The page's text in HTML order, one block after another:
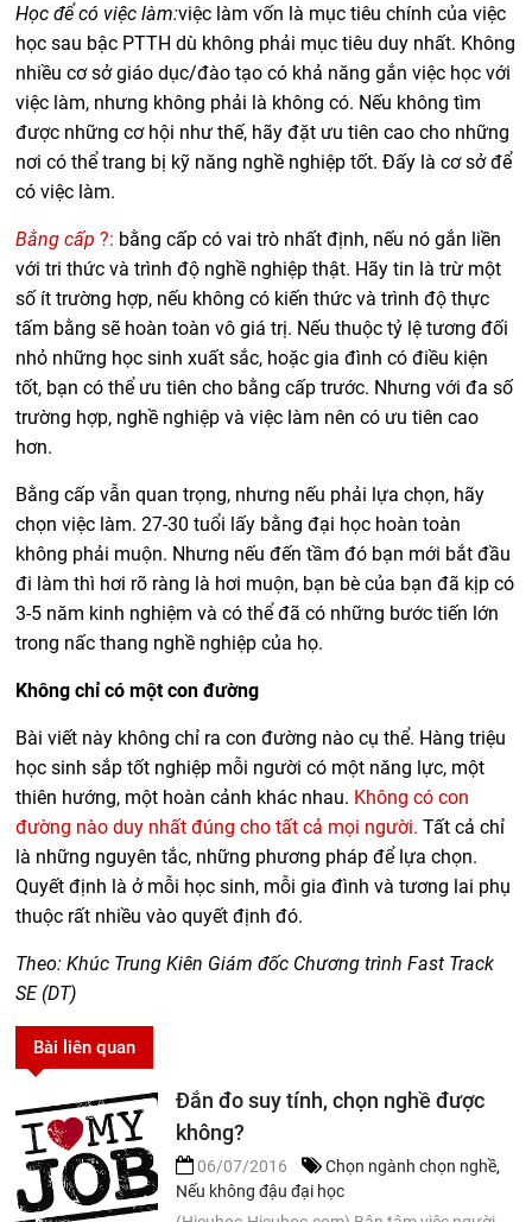
Học để có việc làm:việc làm vốn là mục tiêu chính của việc
học sau bậc PTTH dù không phải mục tiêu duy nhất. Không
nhiều cơ sở giáo dục/đào tạo có khả năng gắn việc học với
việc làm, nhưng không phải là không có. Nếu không tìm
được những cơ hội như thế, hãy đặt ưu tiên cao cho những
nơi có thể trang bị kỹ năng nghề nghiệp tốt. Đấy là cơ sở để
có việc làm.
Bằng cấp ?: bằng cấp có vai trò nhất định, nếu nó gắn liền
với tri thức và trình độ nghề nghiệp thật. Hãy tin là trừ một
số ít trường hợp, nếu không có kiến thức và trình độ thực
tấm bằng sẽ hoàn toàn vô giá trị. Nếu thuộc tỷ lệ tương đối
nhỏ những học sinh xuất sắc, hoặc gia đình có điều kiện
tốt, bạn có thể ưu tiên cho bằng cấp trước. Nhưng với đa số
trường hợp, nghề nghiệp và việc làm nên có ưu tiên cao
hơn.
Bằng cấp vẫn quan trọng, nhưng nếu phải lựa chọn, hãy
chọn việc làm. 27-30 tuổi lấy bằng đại học hoàn toàn
không phải muộn. Nhưng nếu đến tầm đó bạn mới bắt đầu
đi làm thì hơi rõ ràng là hơi muộn, bạn bè của bạn đã kịp có
3-5 năm kinh nghiệm và có thể đã có những bước tiến lớn
trong nấc thang nghề nghiệp của họ.
Không chỉ có một con đường
Bài viết này không chỉ ra con đường nào cụ thể. Hàng triệu
học sinh sắp tốt nghiệp mỗi người có một năng lực, một
thiên hướng, một hoàn cảnh khác nhau. Không có con
đường nào duy nhất đúng cho tất cả mọi người. Tất cả chỉ
là những nguyên tắc, những phương pháp để lựa chọn.
Quyết định là ở mỗi học sinh, mỗi gia đình và tương lai phụ
thuộc rất nhiều vào quyết định đó.
Theo: Khúc Trung Kiên Giám đốc Chương trình Fast Track
SE (DT)
Bài liên quan
Đắn đo suy tính, chọn nghề được
không?
06/07/2016 Chọn ngành chọn nghề,
Nếu không đậu đại học